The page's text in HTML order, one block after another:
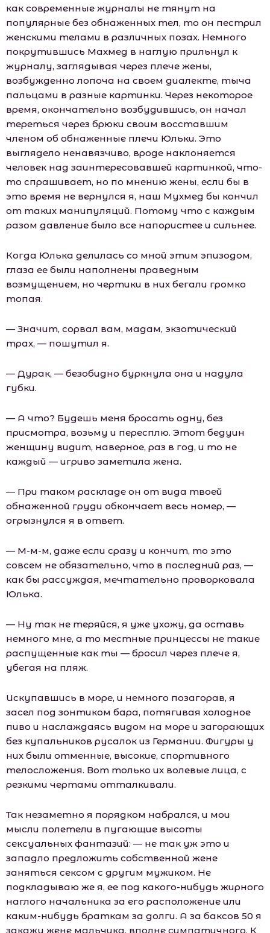
как современные журналы не тянут на
популярные без обнаженных тел, то он пестрил
женскими телами в различных позах. Немного
покрутившись Махмед в наглую прильнул к
журналу, заглядывая через плече жены,
возбужденно лопоча на своем диалекте, тыча
пальцами в разные картинки. Через некоторое
время, окончательно возбудившись, он начал
тереться через брюки своим восставшим
членом об обнаженные плечи Юльки. Это
выглядело ненавязчиво, вроде наклоняется
человек над заинтересовавшей картинкой, что-
то спрашивает, но по мнению жены, если бы в
это время не вернулся я, наш Мухмед бы кончил
от таких манипуляций. Потому что с каждым
разом давление было все напористее и сильнее.
Когда Юлька делилась со мной этим эпизодом,
глаза ее были наполнены праведным
возмущением, но чертики в них бегали громко
топая.
— Значит, сорвал вам, мадам, экзотический
трах, — пошутил я.
— Дурак, — безобидно буркнула она и надула
губки.
— А что? Будешь меня бросать одну, без
присмотра, возьму и пересплю. Этот бедуин
женщину видит, наверное, раз в год, и то не
каждый — игриво заметила жена.
— При таком раскладе он от вида твоей
обнаженной груди обкончает весь номер, —
огрызнулся я в ответ.
— М-м-м, даже если сразу и кончит, то это
совсем не обязательно, что в последний раз, —
как бы рассуждая, мечтательно проворковала
Юлька.
— Ну так не теряйся, я уже ухожу, да оставь
немного мне, а то местные принцессы не такие
распущенные как ты — бросил через плече я,
убегая на пляж.
Искупавшись в море, и немного позагорав, я
засел под зонтиком бара, потягивая холодное
пиво и наслаждаясь видом на море и загорающих
без купальников русалок из Германии. Фигуры у
них были отменные, высокие, спортивного
телосложения. Вот только их волевые лица, с
резкими чертами отталкивали.
Так незаметно я порядком набрался, и мои
мысли полетели в пугающие высоты
сексуальных фантазий: — не так уж это и
западло предложить собственной жене
заняться сексом с другим мужиком. Не
подкладываю же я, ее под какого-нибудь жирного
наглого начальника за его расположение или
каким-нибудь браткам за долги. А за баксов 50 я
закажу жене мaльчика, вполне симпатичного. К